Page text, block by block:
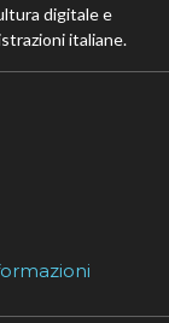
digitale e
italiane.